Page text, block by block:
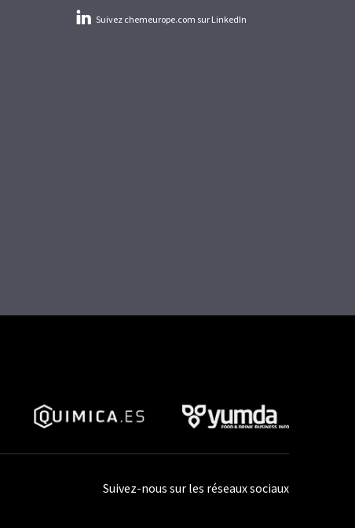
Suivez chemeurope.com sur LinkedIn
Suivez-nous sur les réseaux sociaux